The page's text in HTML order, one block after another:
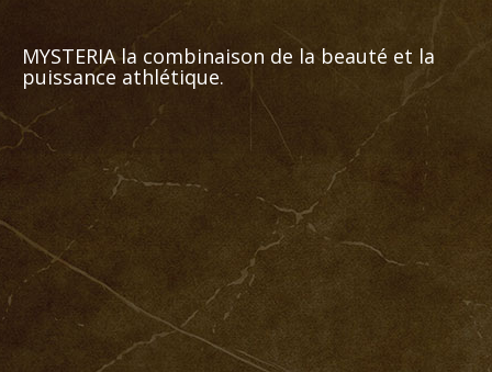
MYSTERIA la combinaison de la beauté et la
puissance athlétique.